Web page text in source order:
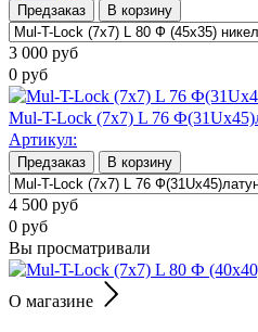
Предзаказ В корзину
3 000 руб
0 руб
Mul-T-Lock (7х7) L 76
Артикул:
Предзаказ В корзину
4 500 руб
0 руб
Вы просматривали
О магазине